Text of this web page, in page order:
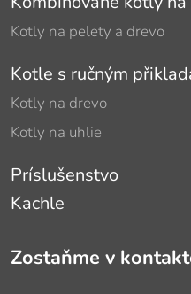
Kotly na pelety a drevo
Kotle s ručným
Kotly na drevo
Kotly na uhlie
Príslušenstvo
Kachle
Zostaňme v